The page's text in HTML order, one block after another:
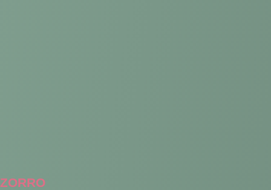
ZORRO